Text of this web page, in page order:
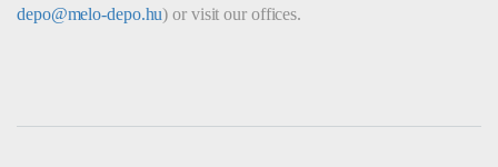
depo@melo-depo.hu) or visit our offices.